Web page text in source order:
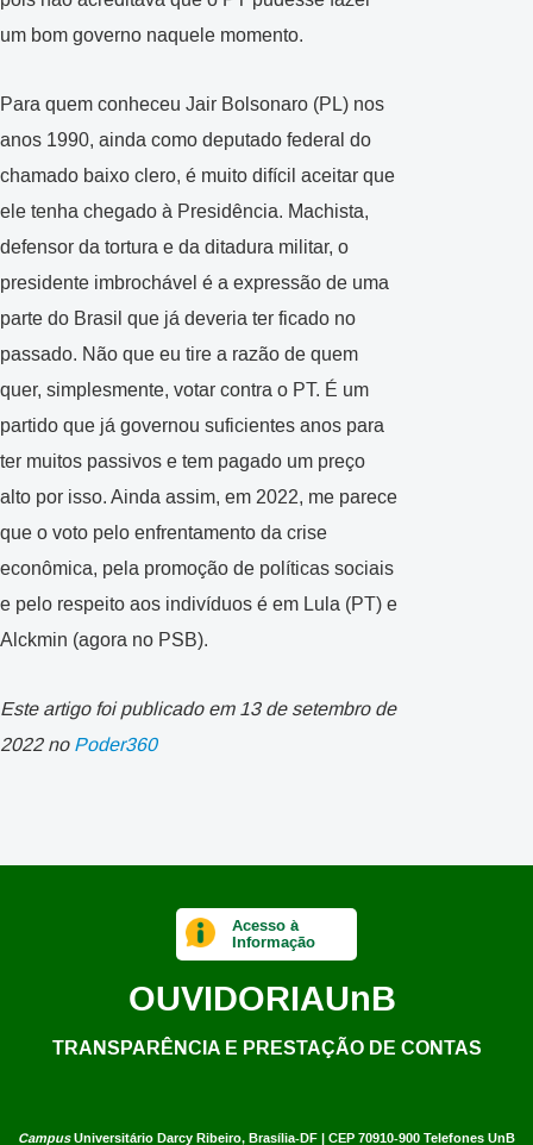
um bom governo naquele momento.
Para quem conheceu Jair Bolsonaro (PL) nos
anos 1990, ainda como deputado federal do
chamado baixo clero, é muito difícil aceitar que
ele tenha chegado à Presidência. Machista,
defensor da tortura e da ditadura militar, o
presidente imbrochável é a expressão de uma
parte do Brasil que já deveria ter ficado no
passado. Não que eu tire a razão de quem
quer, simplesmente, votar contra o PT. É um
partido que já governou suficientes anos para
ter muitos passivos e tem pagado um preço
alto por isso. Ainda assim, em 2022, me parece
que o voto pelo enfrentamento da crise
econômica, pela promoção de políticas sociais
e pelo respeito aos indivíduos é em Lula (PT) e
Alckmin (agora no PSB).
Este artigo foi publicado em 13 de setembro de
2022 no Poder360
CampusUniversitário Darcy Ribeiro, Brasília-DF | CEP 70910-900 Telefones UnB
Acesso à
Informação
OUVIDORIAUnB
TRANSPARÊNCIA E PRESTAÇÃO DE CONTAS